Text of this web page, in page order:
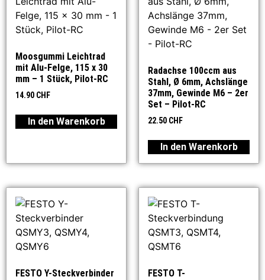
Moosgummi Leichtrad
mit Alu-Felge, 115 x 30
mm – 1 Stück, Pilot-RC
14.90 CHF
In den Warenkorb
Radachse 100ccm aus
Stahl, Ø 6mm, Achslänge
37mm, Gewinde M6 – 2er
Set – Pilot-RC
22.50 CHF
In den Warenkorb
FESTO Y-Steckverbinder
FESTO T-